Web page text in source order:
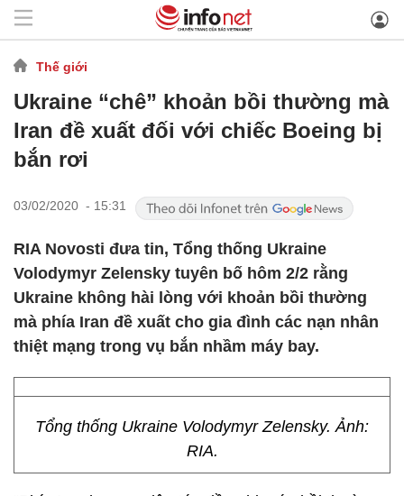
Thế giới
Ukraine “chê” khoản bồi thường mà
Iran đề xuất đối với chiếc Boeing bị
bắn rơi
03/02/2020 - 15:31
RIA Novosti đưa tin, Tổng thống Ukraine
Volodymyr Zelensky tuyên bố hôm 2/2 rằng
Ukraine không hài lòng với khoản bồi thường
mà phía Iran đề xuất cho gia đình các nạn nhân
thiệt mạng trong vụ bắn nhầm máy bay.
Tổng thống Ukraine Volodymyr Zelensky. Ảnh:
RIA.